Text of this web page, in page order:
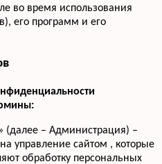
во время использования
его программ и его
(далее – Администрация) –
управление сайтом , которые
обработку персональных